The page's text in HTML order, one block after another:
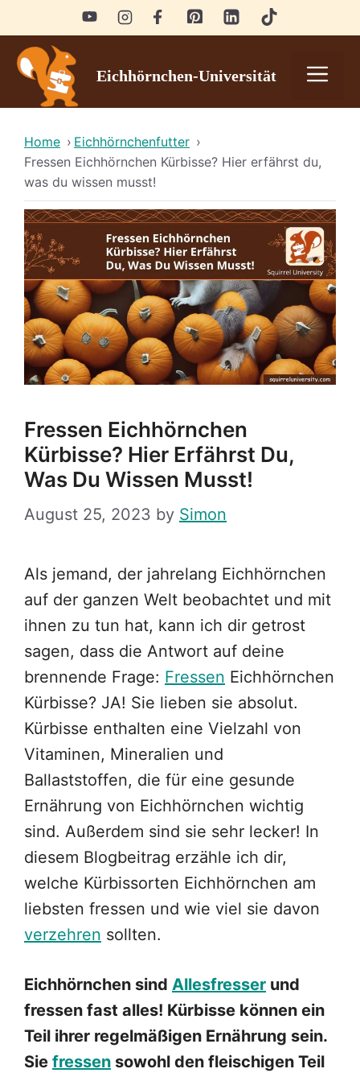
to
content
Eichhörnchen-Universität
Home › Eichhörnchenfutter ›
Fressen Eichhörnchen Kürbisse? Hier erfährst du,
was du wissen musst!
Fressen Eichhörnchen
Kürbisse? Hier Erfährst Du,
Was Du Wissen Musst!
August 25, 2023 by Simon
Als jemand, der jahrelang Eichhörnchen
auf der ganzen Welt beobachtet und mit
ihnen zu tun hat, kann ich dir getrost
sagen, dass die Antwort auf deine
brennende Frage: Fressen Eichhörnchen
Kürbisse? JA! Sie lieben sie absolut.
Kürbisse enthalten eine Vielzahl von
Vitaminen, Mineralien und
Ballaststoffen, die für eine gesunde
Ernährung von Eichhörnchen wichtig
sind. Außerdem sind sie sehr lecker! In
diesem Blogbeitrag erzähle ich dir,
welche Kürbissorten Eichhörnchen am
liebsten fressen und wie viel sie davon
verzehren sollten.
Eichhörnchen sind Allesfresser und
fressen fast alles! Kürbisse können ein
Teil ihrer regelmäßigen Ernährung sein.
Sie fressen sowohl den fleischigen Teil